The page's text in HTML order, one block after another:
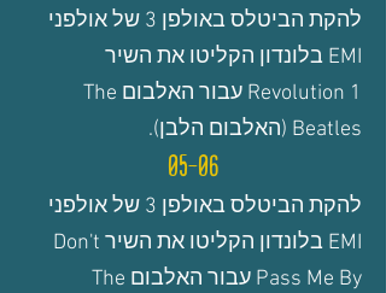
להקת הביטלס באולפן 3 של אולפני
EMI בלונדון הקליטו את השיר
Revolution 1 עבור האלבום The
Beatles (האלבום הלבן).
05-06
להקת הביטלס באולפן 3 של אולפני
EMI בלונדון הקליטו את השיר Don't
Pass Me By עבור האלבום The